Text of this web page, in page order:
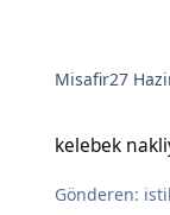
Misafir27
kelebek
Gönderen: